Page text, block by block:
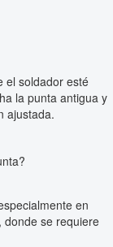
el soldador esté
la punta antigua y
ajustada.
en
donde se requiere